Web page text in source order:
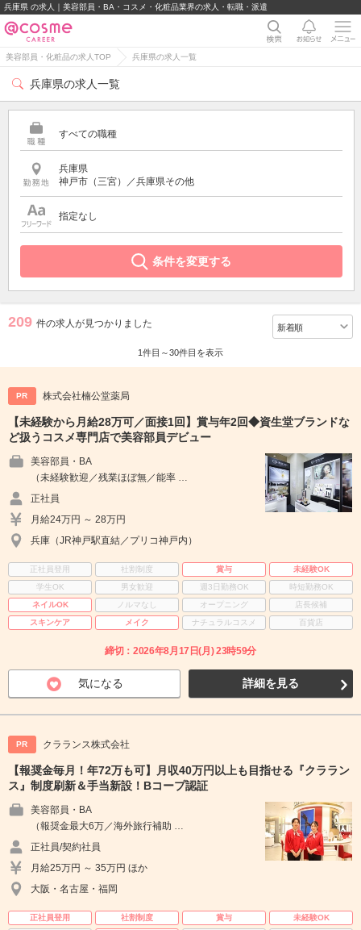
兵庫県 の求人｜美容部員・BA・コスメ・化粧品業界の求人・転職・派遣
美容部員・化粧品の求人TOP 兵庫県の求人一覧
兵庫県の求人一覧
すべての職種
兵庫県
神戸市（三宮）／兵庫県その他
指定なし
条件を変更する
209 件の求人が見つかりました
1件目～30件目を表示
PR 株式会社楠公堂薬局
【未経験から月給28万可／面接1回】賞与年2回◆資生堂ブランドな
ど扱うコスメ専門店で美容部員デビュー
美容部員・BA
（未経験歓迎／残業ほぼ無／能率 …
正社員
月給24万円 ～ 28万円
兵庫（JR神戸駅直結／プリコ神戸内）
正社員登用 社割制度 賞与
未経験OK
学生OK
男女歓迎 週3日勤務OK
時短勤務OK
ネイルOK
ノルマなし オープニング
店長候補
スキンケア
メイク ナチュラルコスメ 百貨店
締切：2026年8月17日(月) 23時59分
気になる 詳細を見る
PR クラランス株式会社
【報奨金毎月！年72万も可】月収40万円以上も目指せる『クララン
ス』制度刷新＆手当新設！Bコープ認証
美容部員・BA
（報奨金最大6万／海外旅行補助 …
正社員/契約社員
月給25万円 ～ 35万円 ほか
大阪・名古屋・福岡
正社員登用 社割制度 賞与
未経験OK